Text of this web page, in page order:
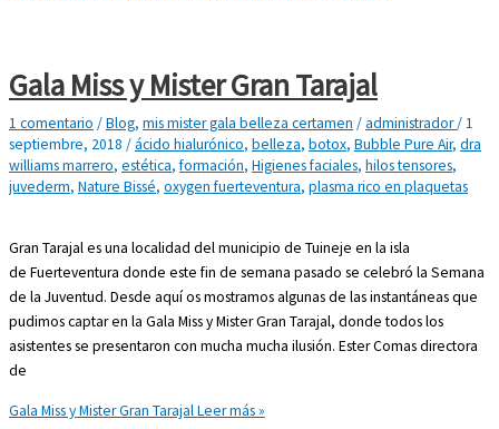
Gala Miss y Mister Gran Tarajal
1 comentario /Blog, mis mister gala belleza certamen /administrador/1
septiembre, 2018 /ácido hialurónico, belleza, botox, Bubble Pure Air, dra
williams marrero, estética, formación, Higienes faciales, hilos tensores,
juvederm, Nature Bissé, oxygen fuerteventura, plasma rico en plaquetas
Gran Tarajal es una localidad del municipio de Tuineje en la isla
de Fuerteventura donde este fin de semana pasado se celebró la Semana
de la Juventud. Desde aquí os mostramos algunas de las instantáneas que
pudimos captar en la Gala Miss y Mister Gran Tarajal, donde todos los
asistentes se presentaron con mucha mucha ilusión. Ester Comas directora
de
Gala Miss y Mister Gran TarajalLeer más »